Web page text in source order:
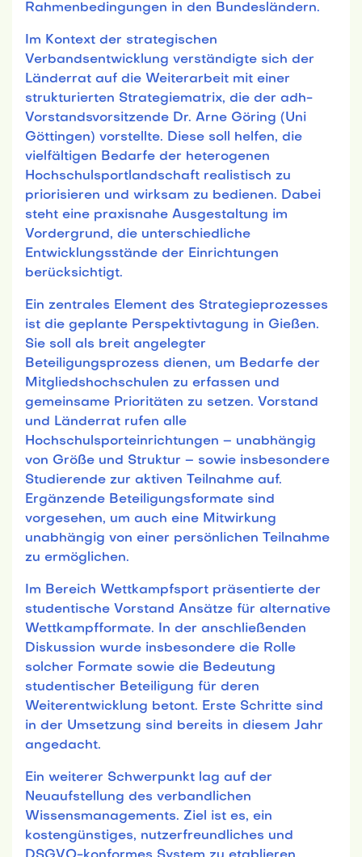
Rahmenbedingungen in den Bundesländern.
Im Kontext der strategischen
Verbandsentwicklung verständigte sich der
Länderrat auf die Weiterarbeit mit einer
strukturierten Strategiematrix, die der adh-
Vorstandsvorsitzende Dr. Arne Göring (Uni
Göttingen) vorstellte. Diese soll helfen, die
vielfältigen Bedarfe der heterogenen
Hochschulsportlandschaft realistisch zu
priorisieren und wirksam zu bedienen. Dabei
steht eine praxisnahe Ausgestaltung im
Vordergrund, die unterschiedliche
Entwicklungsstände der Einrichtungen
berücksichtigt.
Ein zentrales Element des Strategieprozesses
ist die geplante Perspektivtagung in Gießen.
Sie soll als breit angelegter
Beteiligungsprozess dienen, um Bedarfe der
Mitgliedshochschulen zu erfassen und
gemeinsame Prioritäten zu setzen. Vorstand
und Länderrat rufen alle
Hochschulsporteinrichtungen – unabhängig
von Größe und Struktur – sowie insbesondere
Studierende zur aktiven Teilnahme auf.
Ergänzende Beteiligungsformate sind
vorgesehen, um auch eine Mitwirkung
unabhängig von einer persönlichen Teilnahme
zu ermöglichen.
Im Bereich Wettkampfsport präsentierte der
studentische Vorstand Ansätze für alternative
Wettkampfformate. In der anschließenden
Diskussion wurde insbesondere die Rolle
solcher Formate sowie die Bedeutung
studentischer Beteiligung für deren
Weiterentwicklung betont. Erste Schritte sind
in der Umsetzung sind bereits in diesem Jahr
angedacht.
Ein weiterer Schwerpunkt lag auf der
Neuaufstellung des verbandlichen
Wissensmanagements. Ziel ist es, ein
kostengünstiges, nutzerfreundliches und